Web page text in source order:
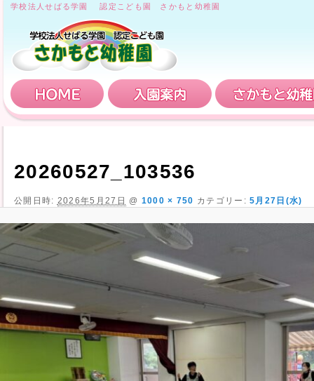
学校法人せばる学園 認定こども園 さかもと幼稚園
HOME 入園案内
20260527_103536
公開日時: 2026年5月27日 @ 1000 × 750 カテゴリー:5月27日(水)